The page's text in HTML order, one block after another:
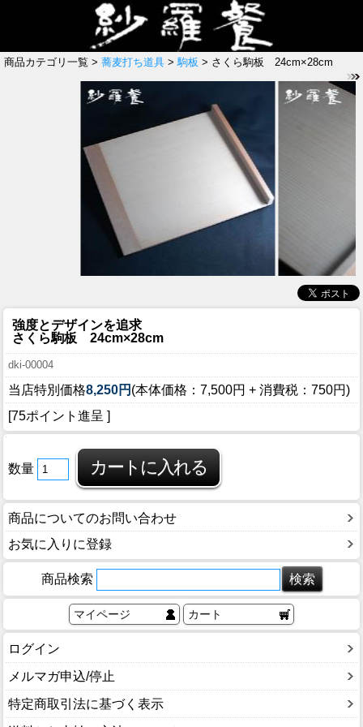
商品カテゴリ一覧 > 蕎麦打ち道具 >駒板 > さくら駒板 24cm×28cm
強度とデザインを追求
さくら駒板 24cm×28cm
dki-00004
当店特別価格8,250円 (本体価格：7,500円 + 消費税：750円)
[75ポイント進呈 ]
数量
商品についてのお問い合わせ
お気に入りに登録
商品検索
マイページ カート
ログイン
メルマガ申込/停止
特定商取引法に基づく表示